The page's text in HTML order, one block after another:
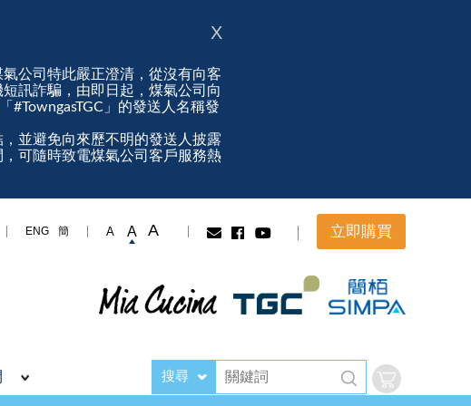
公司特此嚴正澄清，從沒有向客
訊詐騙，由即日起，煤氣公司向
#TowngasTGC」的發送人名稱發
並避免向來歷不明的發送人披露
可隨時致電煤氣公司客戶服務熱
X
ENG 簡 A A A 立即購買
搜尋